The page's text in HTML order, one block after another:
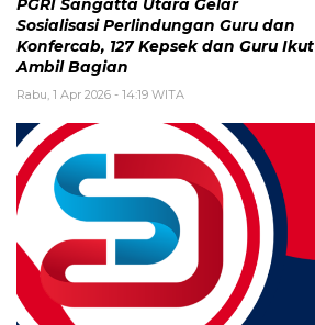
PGRI Sangatta Utara Gelar
Sosialisasi Perlindungan Guru dan
Konfercab, 127 Kepsek dan Guru Ikut
Ambil Bagian
Rabu, 1 Apr 2026 - 14:19 WITA